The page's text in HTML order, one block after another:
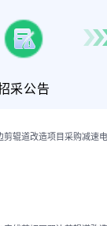
采公告
辊道改造项目采购减速